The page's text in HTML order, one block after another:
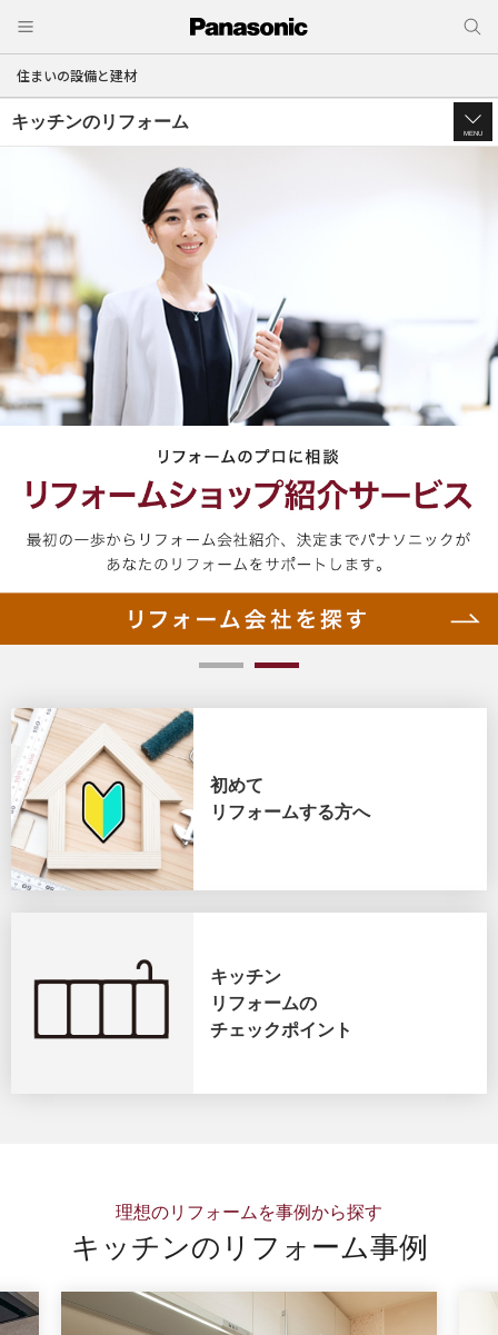
住まいの設備と建材
キッチンのリフォーム
MENU
理想のキッチンに
リフォーム
初めて
リフォームする方へ
キッチン
リフォームの
チェックポイント
理想のリフォームを事例から探す
キッチンのリフォーム事例